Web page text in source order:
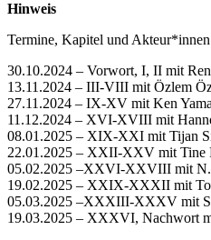
Hinweis
Termine, Kapitel und Akteur*innen
30.10.2024 – Vorwort, I, II mit
13.11.2024 – III-VIII mit Özlem
27.11.2024 – IX-XV mit Ken
11.12.2024 – XVI-XVIII mit
08.01.2025 – XIX-XXI mit Tijan
22.01.2025 – XXII-XXV mit Tine
05.02.2025 –XXVI-XXVIII mit
19.02.2025 – XXIX-XXXII mit
05.03.2025 –XXXIII-XXXV mit
19.03.2025 – XXXVI, Nachwort